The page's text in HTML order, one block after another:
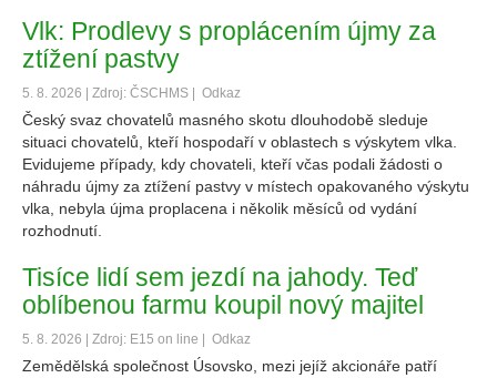
Vlk: Prodlevy s proplácením újmy za
ztížení pastvy
5. 8. 2026 | Zdroj: ČSCHMS | Odkaz
Český svaz chovatelů masného skotu dlouhodobě sleduje
situaci chovatelů, kteří hospodaří v oblastech s výskytem vlka.
Evidujeme případy, kdy chovateli, kteří včas podali žádosti o
náhradu újmy za ztížení pastvy v místech opakovaného výskytu
vlka, nebyla újma proplacena i několik měsíců od vydání
rozhodnutí.
Tisíce lidí sem jezdí na jahody. Teď
oblíbenou farmu koupil nový majitel
5. 8. 2026 | Zdroj: E15 on line | Odkaz
Zemědělská společnost Úsovsko, mezi jejíž akcionáře patří